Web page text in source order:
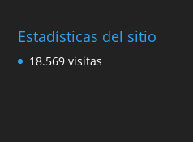
Estadísticas del sitio
18.569 visitas